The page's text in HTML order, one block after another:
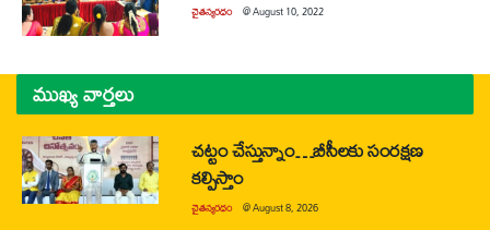
చైతన్యరధం @August 10, 2022
ముఖ్య వార్తలు
చట్టం చేస్తున్నాం…బీసీలకు సంరక్షణ
కల్పిస్తాం
చైతన్యరధం @August 8, 2026